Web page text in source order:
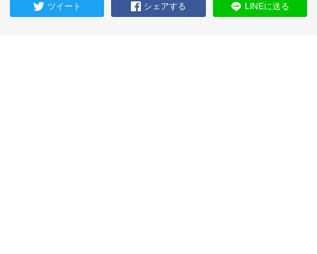
ツイート シェアする LINEに送る